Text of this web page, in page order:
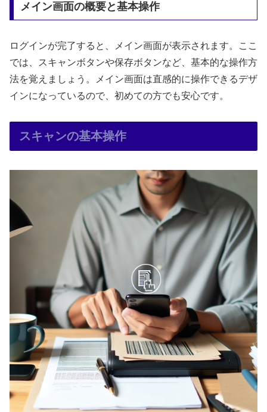
メイン画面の概要と基本操作
ログインが完了すると、メイン画面が表示されます。ここ
では、スキャンボタンや保存ボタンなど、基本的な操作方
法を覚えましょう。メイン画面は直感的に操作できるデザ
インになっているので、初めての方でも安心です。
スキャンの基本操作